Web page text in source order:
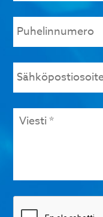
Puhelinnumero
Sähköpostiosoite
Viesti *
Tarkistus